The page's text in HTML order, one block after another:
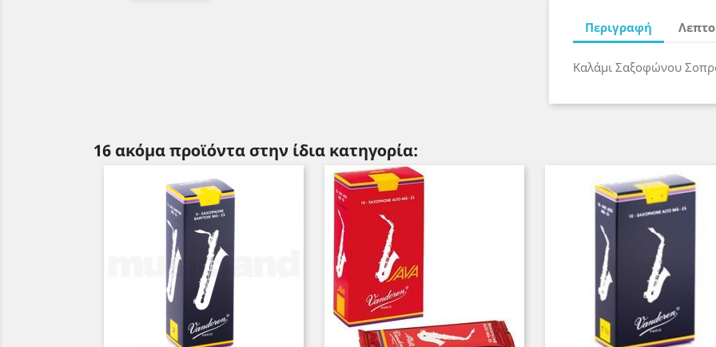
Περιγραφή
Καλάμι Σαξοφώνου
16 ακόμα προϊόντα στην ίδια κατηγορία: